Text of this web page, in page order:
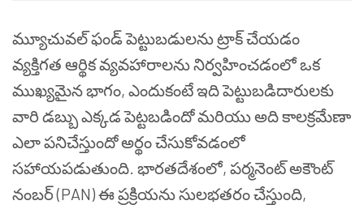
మ్యూచువల్ ఫండ్ పెట్టుబడులను ట్రాక్ చేయడం
వ్యక్తిగత ఆర్థిక వ్యవహారాలను నిర్వహించడంలో ఒక
ముఖ్యమైన భాగం, ఎందుకంటే ఇది పెట్టుబడిదారులకు
వారి డబ్బు ఎక్కడ పెట్టబడిందో మరియు అది కాలక్రమేణా
ఎలా పనిచేస్తుందో అర్థం చేసుకోవడంలో
సహాయపడుతుంది. భారతదేశంలో, పర్మనెంట్ అకౌంట్
నంబర్ (PAN) ఈ ప్రక్రియను సులభతరం చేస్తుంది,